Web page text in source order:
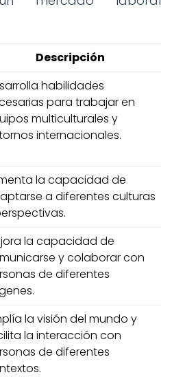
Descripción
habilidades
para trabajar en
multiculturales y
internacionales.
la capacidad de
a diferentes culturas
la capacidad de
y colaborar con
de diferentes
la visión del mundo y
la interacción con
de diferentes